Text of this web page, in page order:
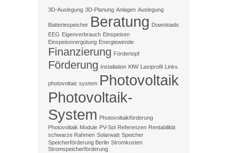
3D-Auslegung 3D-Planung Anlagen Auslegung
Batteriespeicher Beratung Downloads
EEG Eigenverbrauch Einspeisen
Einspeisevergütung Energiewende
Finanzierung Fördertopf
Förderung Installation KfW Lastprofil Links
photovoltaic system Photovoltaik
Photovoltaik-
System Photovoltaikförderung
Photovoltaik Module PV-Sol Referenzen Rentabilität
schwarze Rahmen Solarwatt Speicher
Speicherförderung Berlin Stromkosten
Stromspeicherförderung